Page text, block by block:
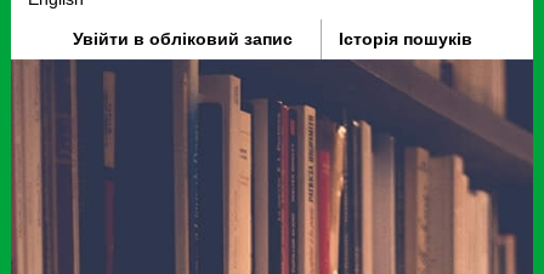
Увійти в обліковий запис Історія пошуків